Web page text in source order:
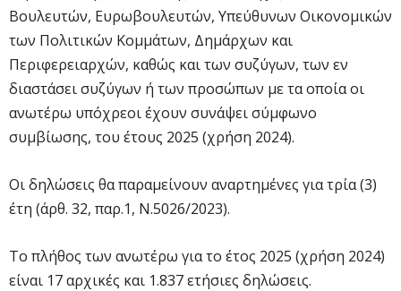
Βουλευτών, Ευρωβουλευτών, Υπεύθυνων Οικονομικών
των Πολιτικών Κομμάτων, Δημάρχων και
Περιφερειαρχών, καθώς και των συζύγων, των εν
διαστάσει συζύγων ή των προσώπων με τα οποία οι
ανωτέρω υπόχρεοι έχουν συνάψει σύμφωνο
συμβίωσης, του έτους 2025 (χρήση 2024).
Οι δηλώσεις θα παραμείνουν αναρτημένες για τρία (3)
έτη (άρθ. 32, παρ.1, Ν.5026/2023).
Το πλήθος των ανωτέρω για το έτος 2025 (χρήση 2024)
είναι 17 αρχικές και 1.837 ετήσιες δηλώσεις.